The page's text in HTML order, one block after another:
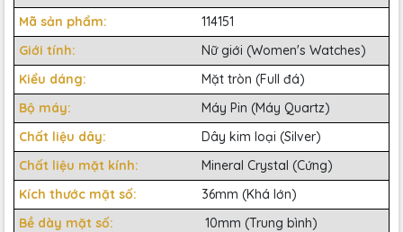
Mã sản phẩm:
114151
Giới tính:
Nữ giới (Women's Watches)
Kiểu dáng:
Mặt tròn (Full đá)
Bộ máy:
Máy Pin (Máy Quartz)
Chất liệu dây:
Dây kim loại (Silver)
Chất liệu mặt kính:
Mineral Crystal (Cứng)
Kích thước mặt số:
36mm (Khá lớn)
Bề dày mặt số:
10mm (Trung bình)